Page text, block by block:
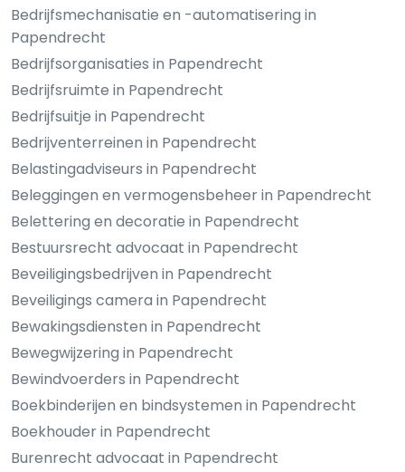
Bedrijfsmechanisatie en -automatisering in
Papendrecht
Bedrijfsorganisaties in Papendrecht
Bedrijfsruimte in Papendrecht
Bedrijfsuitje in Papendrecht
Bedrijventerreinen in Papendrecht
Belastingadviseurs in Papendrecht
Beleggingen en vermogensbeheer in Papendrecht
Belettering en decoratie in Papendrecht
Bestuursrecht advocaat in Papendrecht
Beveiligingsbedrijven in Papendrecht
Beveiligings camera in Papendrecht
Bewakingsdiensten in Papendrecht
Bewegwijzering in Papendrecht
Bewindvoerders in Papendrecht
Boekbinderijen en bindsystemen in Papendrecht
Boekhouder in Papendrecht
Burenrecht advocaat in Papendrecht